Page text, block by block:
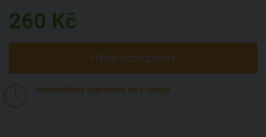
260 Kč
Hlídat dostupnost
Momentálně vyprodané na e-shopu